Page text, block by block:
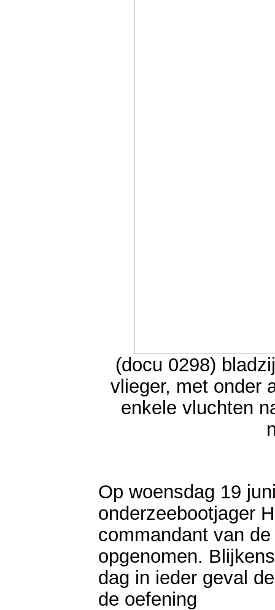
(docu 0298)
vlieger, met onder
enkele vluchten
Op woensdag 19
onderzeebootjager
commandant van
opgenomen.
dag in ieder geval
de oefening